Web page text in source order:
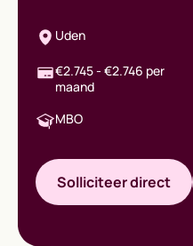
Uden
€2.745 - €2.746 per
maand
MBO
Solliciteer direct